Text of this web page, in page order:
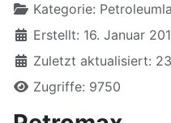
Kategorie:
Erstellt: 16. Januar
Zuletzt aktualisiert:
Zugriffe: 9750